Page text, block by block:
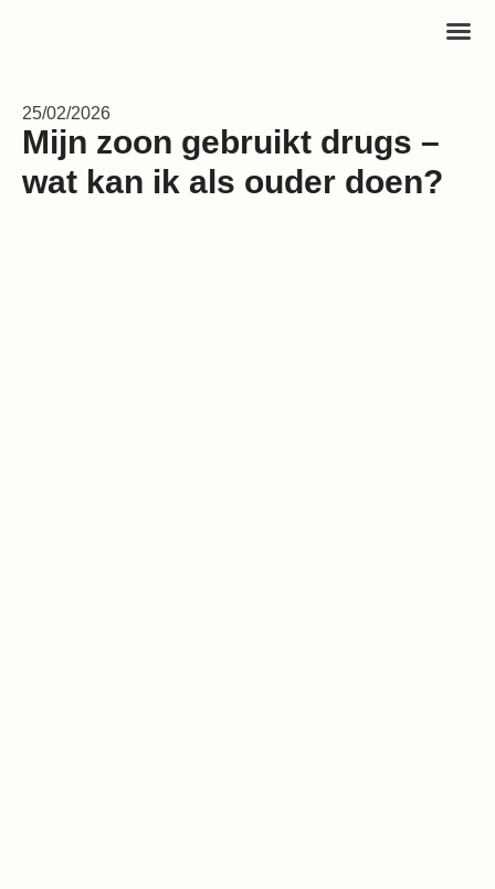
25/02/2026
Mijn zoon gebruikt drugs –
wat kan ik als ouder doen?